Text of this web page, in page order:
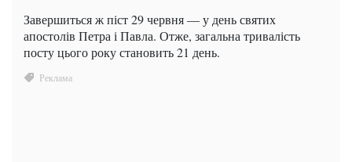
Завершиться ж піст 29 червня — у день святих
апостолів Петра і Павла. Отже, загальна тривалість
посту цього року становить 21 день.